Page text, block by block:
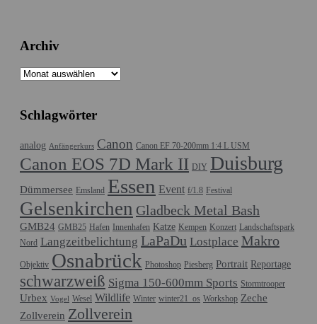
Archiv
Archiv
Schlagwörter
analog Anfängerkurs Canon Canon EF 70-200mm 1:4 L USM
Canon EOS 7D Mark II DIY Duisburg
Dümmersee Emsland Essen Event f/1.8 Festival
Gelsenkirchen Gladbeck Metal Bash
GMB24 GMB25 Hafen Innenhafen Katze Kempen Konzert Landschaftspark
Nord Langzeitbelichtung LaPaDu Lostplace Makro
Objektiv Osnabrück Photoshop Piesberg Portrait Reportage
schwarzweiß Sigma 150-600mm Sports Stormtrooper
Urbex Vogel Wesel Wildlife Winter winter21_os Workshop Zeche
Zollverein Zollverein